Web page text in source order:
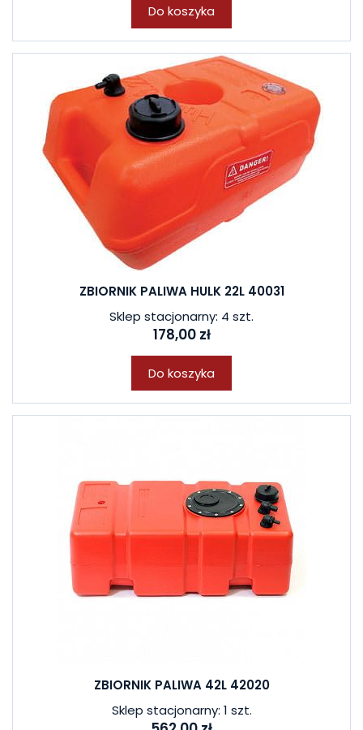
Do koszyka
ZBIORNIK PALIWA HULK 22L 40031
Sklep stacjonarny: 4 szt.
178,00 zł
Do koszyka
ZBIORNIK PALIWA 42L 42020
Sklep stacjonarny: 1 szt.